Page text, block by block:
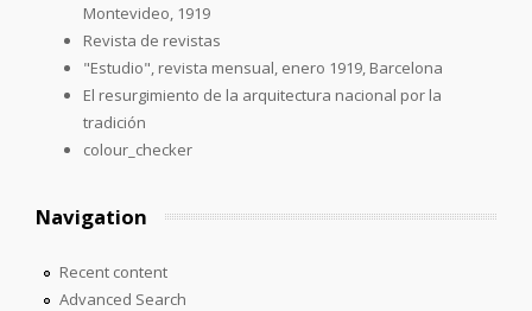
Montevideo, 1919
Revista de revistas
"Estudio", revista mensual, enero 1919, Barcelona
El resurgimiento de la arquitectura nacional por la
tradición
colour_checker
Navigation
Recent content
Advanced Search